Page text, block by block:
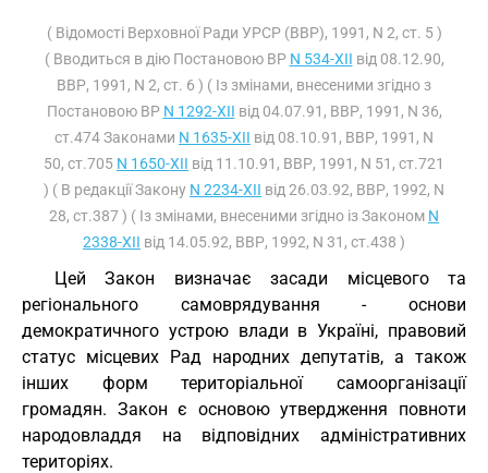
( Відомості Верховної Ради УРСР (ВВР), 1991, N 2, ст. 5 )
( Вводиться в дію Постановою ВР N 534-XII від 08.12.90,
ВВР, 1991, N 2, ст. 6 ) ( Із змінами, внесеними згідно з
Постановою ВР N 1292-XII від 04.07.91, ВВР, 1991, N 36,
ст.474 Законами N 1635-XII від 08.10.91, ВВР, 1991, N
50, ст.705 N 1650-XII від 11.10.91, ВВР, 1991, N 51, ст.721
) ( В редакції Закону N 2234-XII від 26.03.92, ВВР, 1992, N
28, ст.387 ) ( Із змінами, внесеними згідно із Законом N
2338-XII від 14.05.92, ВВР, 1992, N 31, ст.438 )
Цей Закон визначає засади місцевого та
регіонального самоврядування - основи
демократичного устрою влади в Україні, правовий
статус місцевих Рад народних депутатів, а також
інших форм територіальної самоорганізації
громадян. Закон є основою утвердження повноти
народовладдя на відповідних адміністративних
територіях.